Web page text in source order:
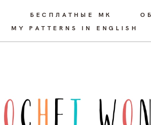
БЕСПЛАТНЫЕ МК
MY PATTERNS IN ENGLISH